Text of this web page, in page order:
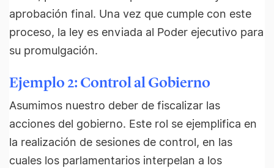
aprobación final. Una vez que cumple con este
proceso, la ley es enviada al Poder ejecutivo para
su promulgación.
Ejemplo 2: Control al Gobierno
Asumimos nuestro deber de fiscalizar las
acciones del gobierno. Este rol se ejemplifica en
la realización de sesiones de control, en las
cuales los parlamentarios interpelan a los